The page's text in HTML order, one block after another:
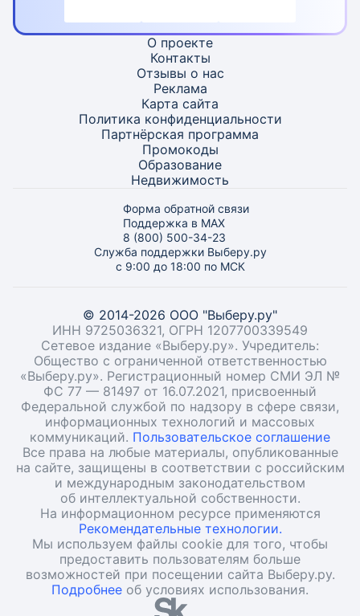
О проекте
Контакты
Отзывы о нас
Реклама
Карта сайта
Политика конфиденциальности
Партнёрская программа
Промокоды
Образование
Недвижимость
Форма обратной связи
Поддержка в MAX
8 (800) 500-34-23
Служба поддержки Выберу.ру
с 9:00 до 18:00 по МСК
© 2014-2026 ООО "Выберу.ру"
ИНН 9725036321, ОГРН 1207700339549
Сетевое издание «Выберу.ру». Учредитель:
Общество с ограниченной ответственностью
«Выберу.ру». Регистрационный номер СМИ ЭЛ №
ФС 77 — 81497 от 16.07.2021, присвоенный
Федеральной службой по надзору в сфере связи,
информационных технологий и массовых
коммуникаций. Пользовательское соглашение
Все права на любые материалы, опубликованные
на сайте, защищены в соответствии с российским
и международным законодательством
об интеллектуальной собственности.
На информационном ресурсе применяются
Рекомендательные технологии.
Мы используем файлы cookie для того, чтобы
предоставить пользователям больше
возможностей при посещении сайта Выберу.ру.
Подробнее об условиях использования.